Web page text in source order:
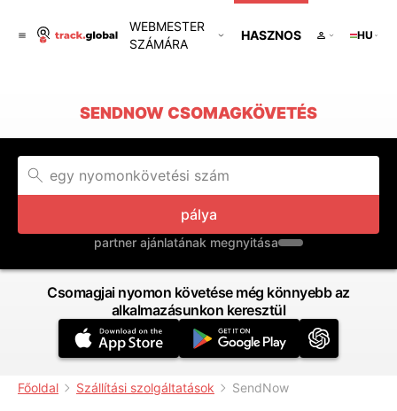
WEBMESTER
SZÁMÁRA
HASZNOS HU
SENDNOW CSOMAGKÖVETÉS
pálya
partner ajánlatának megnyitása
Csomagjai nyomon követése még könnyebb az
alkalmazásunkon keresztül
Főoldal Szállítási szolgáltatások SendNow